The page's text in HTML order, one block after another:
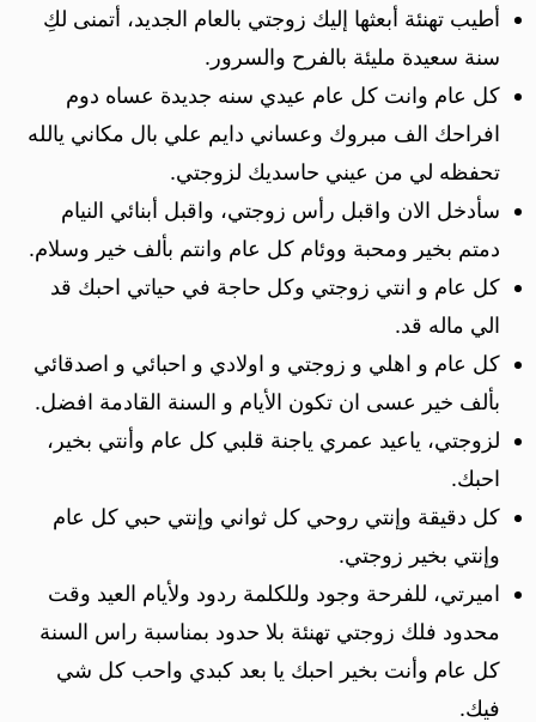
أطيب تهنئة أبعثها إليك زوجتي بالعام الجديد، أتمنى لكِ
سنة سعيدة مليئة بالفرح والسرور.
كل عام وانت كل عام عيدي سنه جديدة عساه دوم
افراحك الف مبروك وعساني دايم علي بال مكاني يالله
تحفظه لي من عيني حاسديك لزوجتي.
سأدخل الان واقبل رأس زوجتي، واقبل أبنائي النيام
دمتم بخير ومحبة ووئام كل عام وانتم بألف خير وسلام.
كل عام و انتي زوجتي وكل حاجة في حياتي احبك قد
الي ماله قد.
كل عام و اهلي و زوجتي و اولادي و احبائي و اصدقائي
بألف خير عسى ان تكون الأيام و السنة القادمة افضل.
لزوجتي، ياعيد عمري ياجنة قلبي كل عام وأنتي بخير،
احبك.
كل دقيقة وإنتي روحي كل ثواني وإنتي حبي كل عام
وإنتي بخير زوجتي.
اميرتي، للفرحة وجود وللكلمة ردود ولأيام العيد وقت
محدود فلك زوجتي تهنئة بلا حدود بمناسبة راس السنة
كل عام وأنت بخير احبك يا بعد كبدي واحب كل شي
فيك.